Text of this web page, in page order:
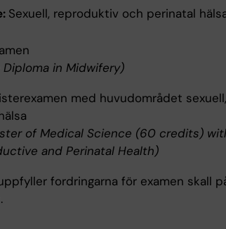
Sexuell, reproduktiv och perinatal
in Midwifery)
med huvudområdet
of Medical Science (60 credits)
and Perinatal Health)
fordringarna för examen skall